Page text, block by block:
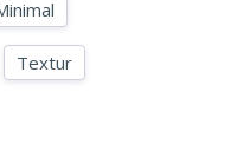
Textur